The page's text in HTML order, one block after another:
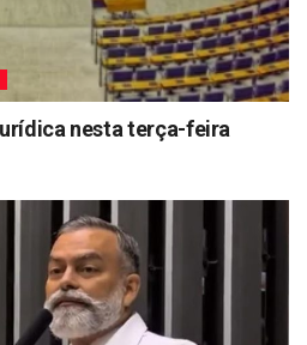
nesta terça-feira